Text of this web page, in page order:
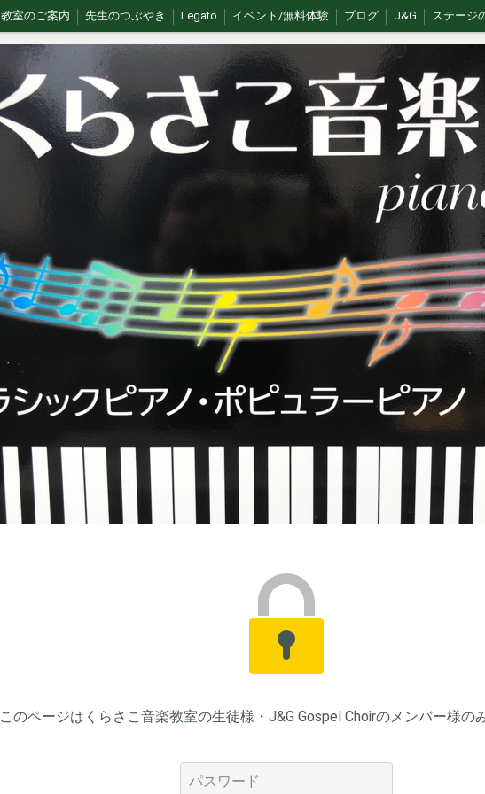
教室のご案内 先生のつぶやき Legato イベント/無料体験 ブログ J&G ステージ
このページはくらさこ音楽教室の生徒様・J&G Gospel Choirのメンバー様の